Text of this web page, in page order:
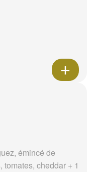
émincé de
cheddar + 1